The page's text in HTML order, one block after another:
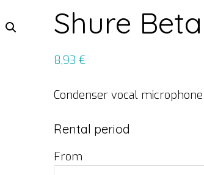
Shure
8,93 €
Condenser vocal microphone
Rental period
From